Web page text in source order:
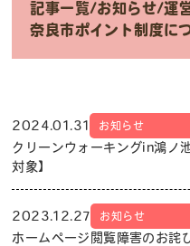
記事一覧/お知らせ/運
奈良市ポイント制度に
2024.01.31 お知らせ
クリーンウォーキングin鴻ノ
対象】
2023.12.27 お知らせ
ホームページ閲覧障害のお詫